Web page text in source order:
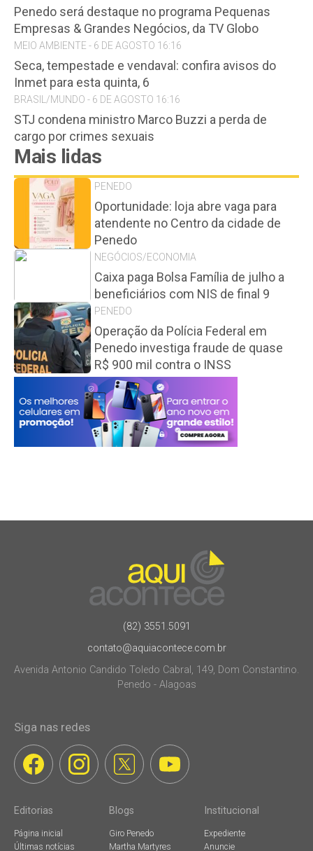
Penedo será destaque no programa Pequenas
Empresas & Grandes Negócios, da TV Globo
MEIO AMBIENTE - 6 DE AGOSTO 16:16
Seca, tempestade e vendaval: confira avisos do
Inmet para esta quinta, 6
BRASIL/MUNDO - 6 DE AGOSTO 16:16
STJ condena ministro Marco Buzzi a perda de
cargo por crimes sexuais
Mais lidas
PENEDO
Oportunidade: loja abre vaga para
atendente no Centro da cidade de
Penedo
NEGÓCIOS/ECONOMIA
Caixa paga Bolsa Família de julho a
beneficiários com NIS de final 9
PENEDO
Operação da Polícia Federal em
Penedo investiga fraude de quase
R$ 900 mil contra o INSS
(82) 3551.5091
contato@aquiacontece.com.br
Avenida Antonio Candido Toledo Cabral, 149, Dom Constantino.
Penedo - Alagoas
Siga nas redes
Editorias
Página inicial
Últimas notícias
Blogs
Giro Penedo
Martha Martyres
Institucional
Expediente
Anuncie